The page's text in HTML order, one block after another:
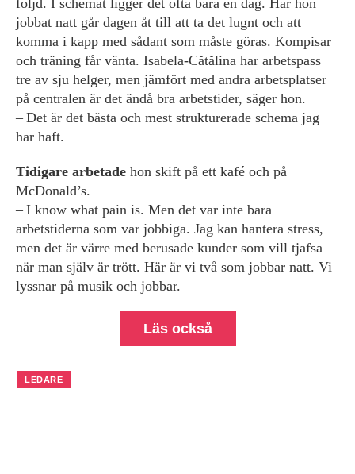
följd. I schemat ligger det ofta bara en dag. Har hon
jobbat natt går dagen åt till att ta det lugnt och att
komma i kapp med sådant som måste göras. Kompisar
och träning får vänta. Isabela-Cătălina har arbetspass
tre av sju helger, men jämfört med andra arbetsplatser
på centralen är det ändå bra arbetstider, säger hon.
– Det är det bästa och mest strukturerade schema jag
har haft.
Tidigare arbetade hon skift på ett kafé och på
McDonald’s.
– I know what pain is. Men det var inte bara
arbetstiderna som var jobbiga. Jag kan hantera stress,
men det är värre med berusade kunder som vill tjafsa
när man själv är trött. Här är vi två som jobbar natt. Vi
lyssnar på musik och jobbar.
Läs också
LEDARE